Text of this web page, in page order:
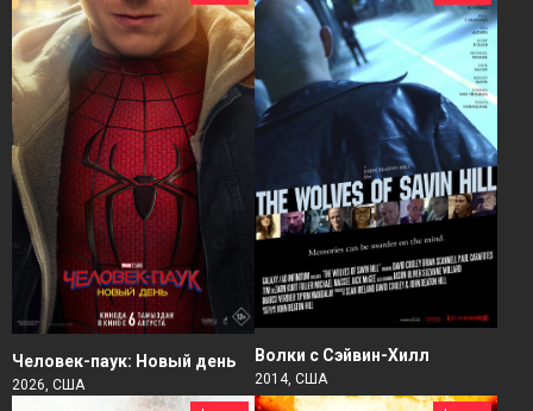
Человек-паук: Новый день
2026, США
Волки с Сэйвин-Хилл
2014, США